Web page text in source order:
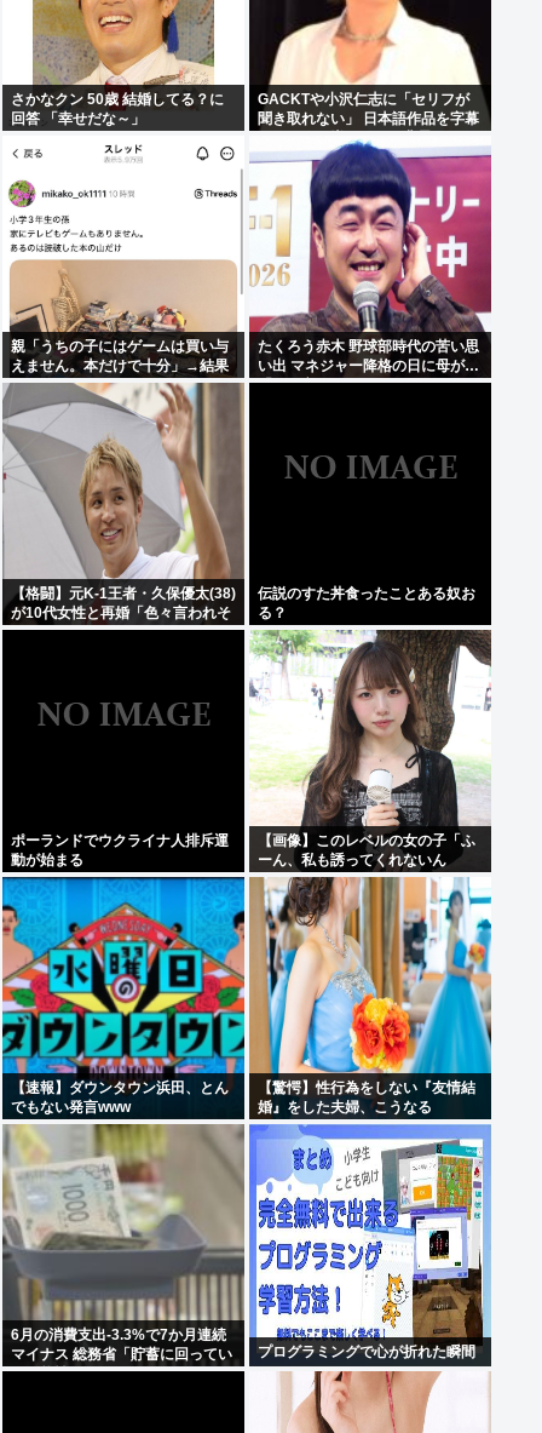
さかなクン 50歳 結婚してる？に
回答 「幸せだな～」
GACKTや小沢仁志に「セリフが
聞き取れない」 日本語作品を字幕
で見る人が増えている背景
親「うちの子にはゲームは買い与
えません。本だけで十分」→結果
たくろう赤木 野球部時代の苦い思
い出 マネジャー降格の日に母が…
「何も言えなくて」
【格闘】元K-1王者・久保優太(38)
が10代女性と再婚「色々言われそ
うですが…」
伝説のすた丼食ったことある奴お
る？
ポーランドでウクライナ人排斥運
動が始まる
【画像】このレベルの女の子「ふ
ーん、私も誘ってくれないん
だ⋯」
【速報】ダウンタウン浜田、とん
でもない発言www
【驚愕】性行為をしない『友情結
婚』をした夫婦、こうなる
⇒･･･！！！
6月の消費支出-3.3%で7か月連続
マイナス 総務省「貯蓄に回ってい
る可能性」
プログラミングで心が折れた瞬間